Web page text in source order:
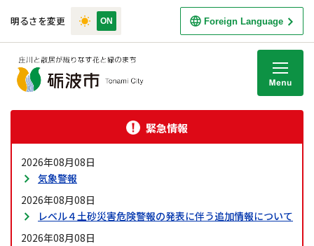
明るさを変更 Foreign Language
緊急情報
2026年08月08日
気象警報
2026年08月08日
レベル４土砂災害危険警報の発表に伴う追加情報について
2026年08月08日